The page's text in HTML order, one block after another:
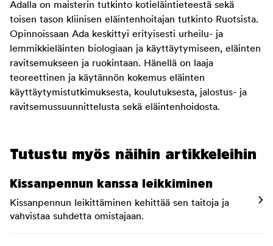
Adalla on maisterin tutkinto kotieläintieteestä sekä
toisen tason kliinisen eläintenhoitajan tutkinto Ruotsista.
Opinnoissaan Ada keskittyi erityisesti urheilu- ja
lemmikkieläinten biologiaan ja käyttäytymiseen, eläinten
ravitsemukseen ja ruokintaan. Hänellä on laaja
teoreettinen ja käytännön kokemus eläinten
käyttäytymistutkimuksesta, koulutuksesta, jalostus- ja
ravitsemussuunnittelusta sekä eläintenhoidosta.
Tutustu myös näihin artikkeleihin
Kissanpennun kanssa leikkiminen
Kissanpennun leikittäminen kehittää sen taitoja ja
vahvistaa suhdetta omistajaan.